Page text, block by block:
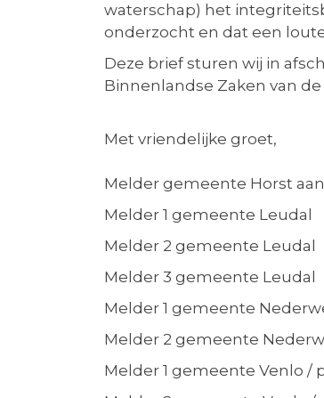
waterschap) het
onderzocht en dat een
Deze brief sturen wij in
Binnenlandse Zaken van
Met vriendelijke groet,
Melder gemeente Horst
Melder 1 gemeente Leudal
Melder 2 gemeente Leudal
Melder 3 gemeente Leudal
Melder 1 gemeente
Melder 2 gemeente
Melder 1 gemeente Venlo /